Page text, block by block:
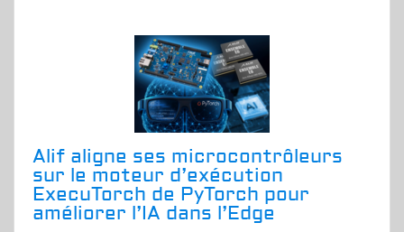
Alif aligne ses microcontrôleurs
sur le moteur d’exécution
ExecuTorch de PyTorch pour
améliorer l’IA dans l’Edge